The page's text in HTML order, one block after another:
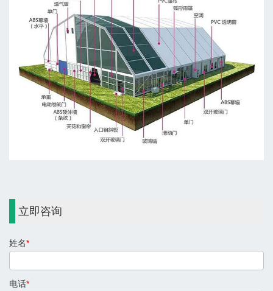
立即咨询
姓名*
电话*